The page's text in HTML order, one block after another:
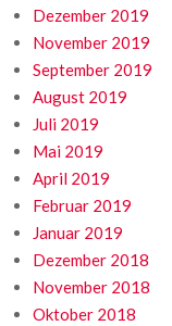
Dezember 2019
November 2019
September 2019
August 2019
Juli 2019
Mai 2019
April 2019
Februar 2019
Januar 2019
Dezember 2018
November 2018
Oktober 2018